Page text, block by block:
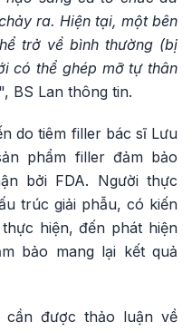
ra. Hiện tại, một bên
trở về bình thường (bị
có thể ghép mỡ tự thân
", BS Lan thông tin.
do tiêm filler bác sĩ Lưu
phẩm filler đảm bảo
bởi FDA. Người thực
trúc giải phẫu, có kiến
hiện, đến phát hiện
bảo mang lại kết quả
cần được thảo luận về